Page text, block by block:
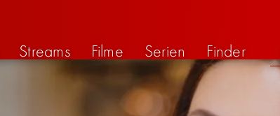
Streams Filme Serien Finder